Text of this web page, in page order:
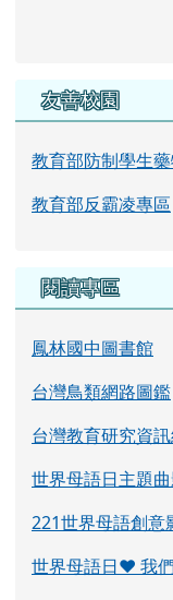
友善校園
教育部防制學生
教育部反霸凌專區
閱讀專區
鳳林國中圖書館
台灣鳥類網路圖鑑
台灣教育研究資
世界母語日主題
221世界母語創意
世界母語日♥ 我